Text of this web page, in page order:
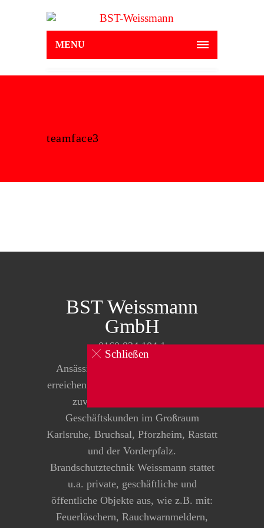
MENU
teamface3
BST Weissmann
GmbH
0160 834 104 1
Ansässig in Pfinztal-Kleinsteinbach
erreichen wir über die B10, schnell und
zuverlässig, alle Privat- und
Geschäftskunden im Großraum
Karlsruhe, Bruchsal, Pforzheim, Rastatt
und der Vorderpfalz.
Brandschutztechnik Weissmann stattet
u.a. private, geschäftliche und
öffentliche Objekte aus, wie z.B. mit:
Feuerlöschern, Rauchwarnmeldern,
Schließen